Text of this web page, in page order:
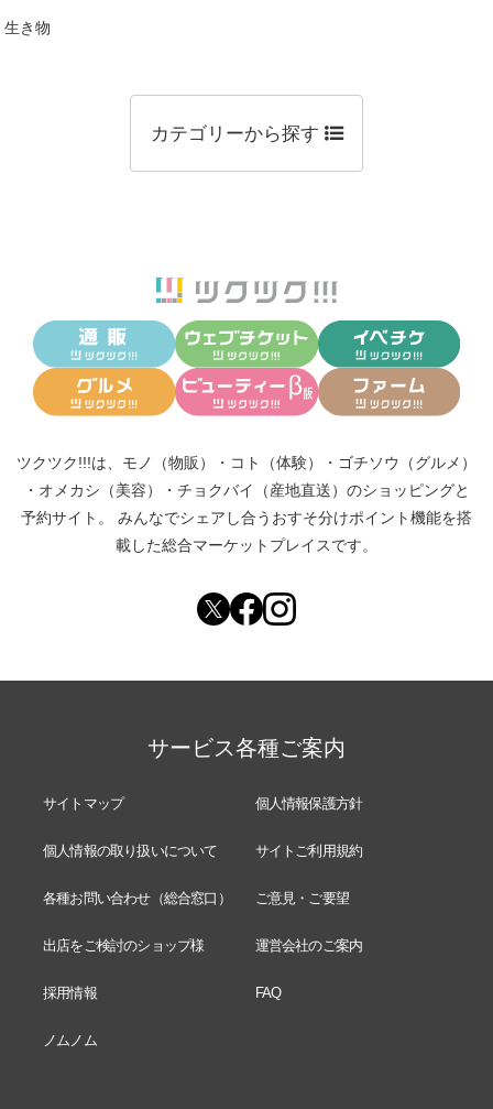
生き物
カテゴリーから探す
ツクツク!!!は、 モノ（物販） ・ コト（体験） ・ ゴチソウ（グルメ）
・ オメカシ（美容） ・ チョクバイ（産地直送） のショッピングと
予約サイト。
みんなでシェアし合う おすそ分けポイント機能を搭
載した総合マーケットプレイスです。
サービス各種ご案内
サイトマップ 個人情報保護方針
個人情報の取り扱いについて サイトご利用規約
各種お問い合わせ（総合窓口） ご意見・ご要望
出店をご検討のショップ様 運営会社のご案内
採用情報 FAQ
ノムノム